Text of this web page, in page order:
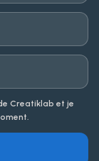
Creatiklab et je